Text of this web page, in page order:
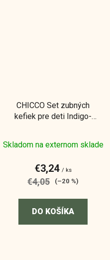
CHICCO Set zubných
kefiek pre deti Indigo-
Skladom na externom sklade
€3,24 / ks
€4,05 (–20 %)
DO KOŠÍKA